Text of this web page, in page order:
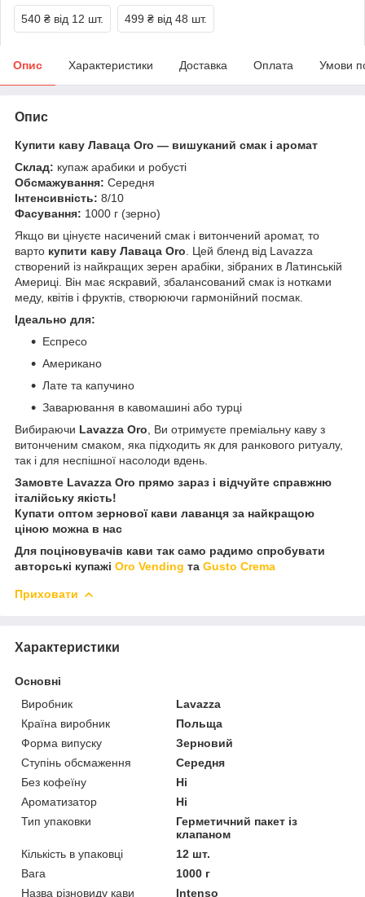
540 ₴ від 12 шт. 499 ₴ від 48 шт.
Опис Характеристики Доставка Оплата Умови
Опис
Купити каву Лаваца Oro — вишуканий смак і аромат
Склад: купаж арабики и робусті
Обсмажування: Середня
Інтенсивність: 8/10
Фасування: 1000 г (зерно)
Якщо ви цінуєте насичений смак і витончений аромат, то
варто купити каву Лаваца Oro . Цей бленд від Lavazza
створений із найкращих зерен арабіки, зібраних в Латинській
Америці. Він має яскравий, збалансований смак із нотками
меду, квітів і фруктів, створюючи гармонійний посмак.
Ідеально для:
Еспресо
Американо
Лате та капучино
Заварювання в кавомашині або турці
Вибираючи Lavazza Oro , Ви отримуєте преміальну каву з
витонченим смаком, яка підходить як для ранкового ритуалу,
так і для неспішної насолоди вдень.
Замовте Lavazza Oro прямо зараз і відчуйте справжню
італійську якість!
Купати оптом зернової кави лаванця за найкращою
ціною можна в нас
Для поціновувачів кави так само радимо спробувати
авторські купажі Oro Vending та Gusto Crema
Приховати
Характеристики
Основні
Виробник
Lavazza
Країна виробник
Польща
Форма випуску
Зерновий
Ступінь обсмаження
Середня
Без кофеїну
Ні
Ароматизатор
Ні
Тип упаковки
Герметичний пакет із
клапаном
Кількість в упаковці
12 шт.
Вага
1000 г
Назва різновиду кави
Intenso